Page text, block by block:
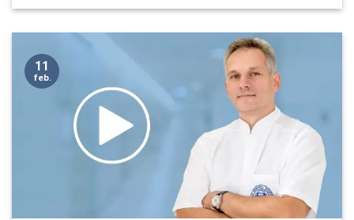
11
feb.